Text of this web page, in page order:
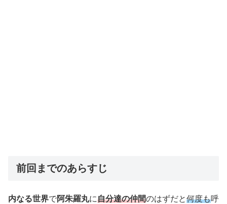
前回までのあらすじ
内なる世界で阿朱羅丸に自分達の仲間のはずだと何度も呼